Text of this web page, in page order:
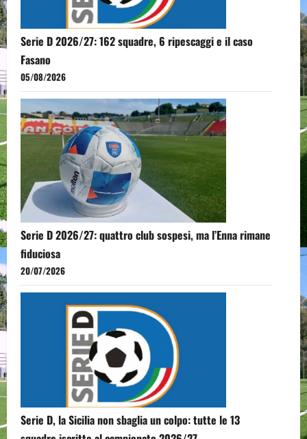
Serie D 2026/27: 162 squadre, 6 ripescaggi e il caso
Fasano
05/08/2026
Serie D 2026/27: quattro club sospesi, ma l’Enna rimane
fiduciosa
20/07/2026
Serie D, la Sicilia non sbaglia un colpo: tutte le 13